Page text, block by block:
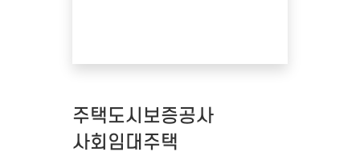
주택도시보증공사
사회임대주택